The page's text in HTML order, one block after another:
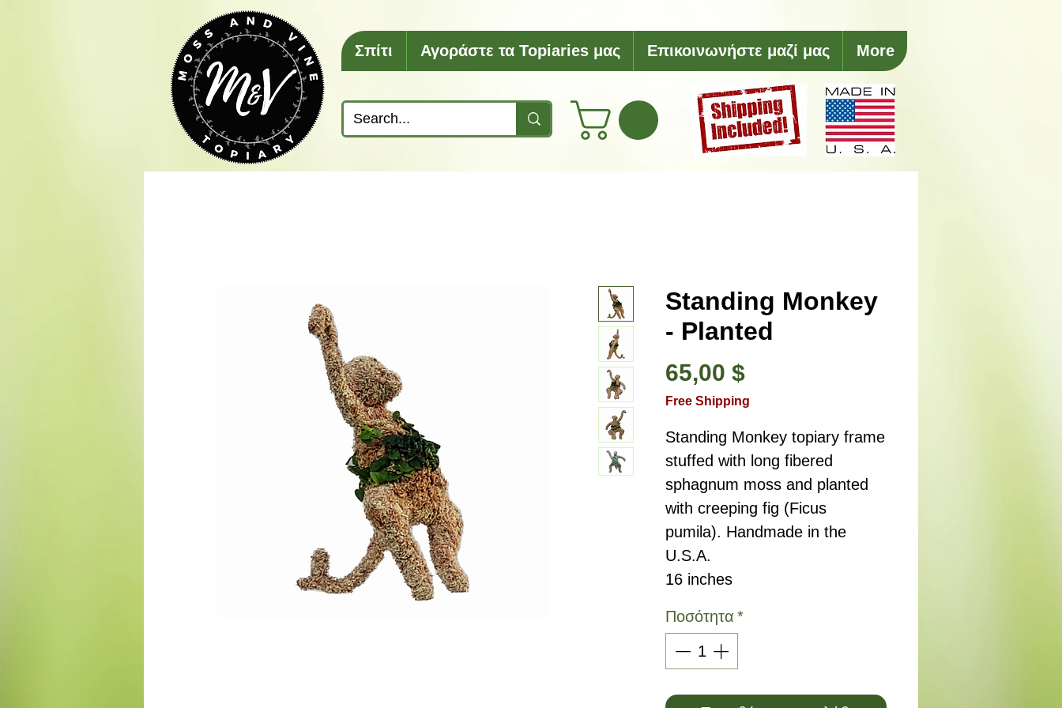
Σπίτι Αγοράστε τα Topiaries μας Επικοινωνήστε μαζί μας More
Standing Monkey
- Planted
65,00 $Τιμή
Free Shipping
Standing Monkey topiary frame
stuffed with long fibered
sphagnum moss and planted
with creeping fig (Ficus
pumila). Handmade in the
U.S.A.
16 inches
Ποσότητα *